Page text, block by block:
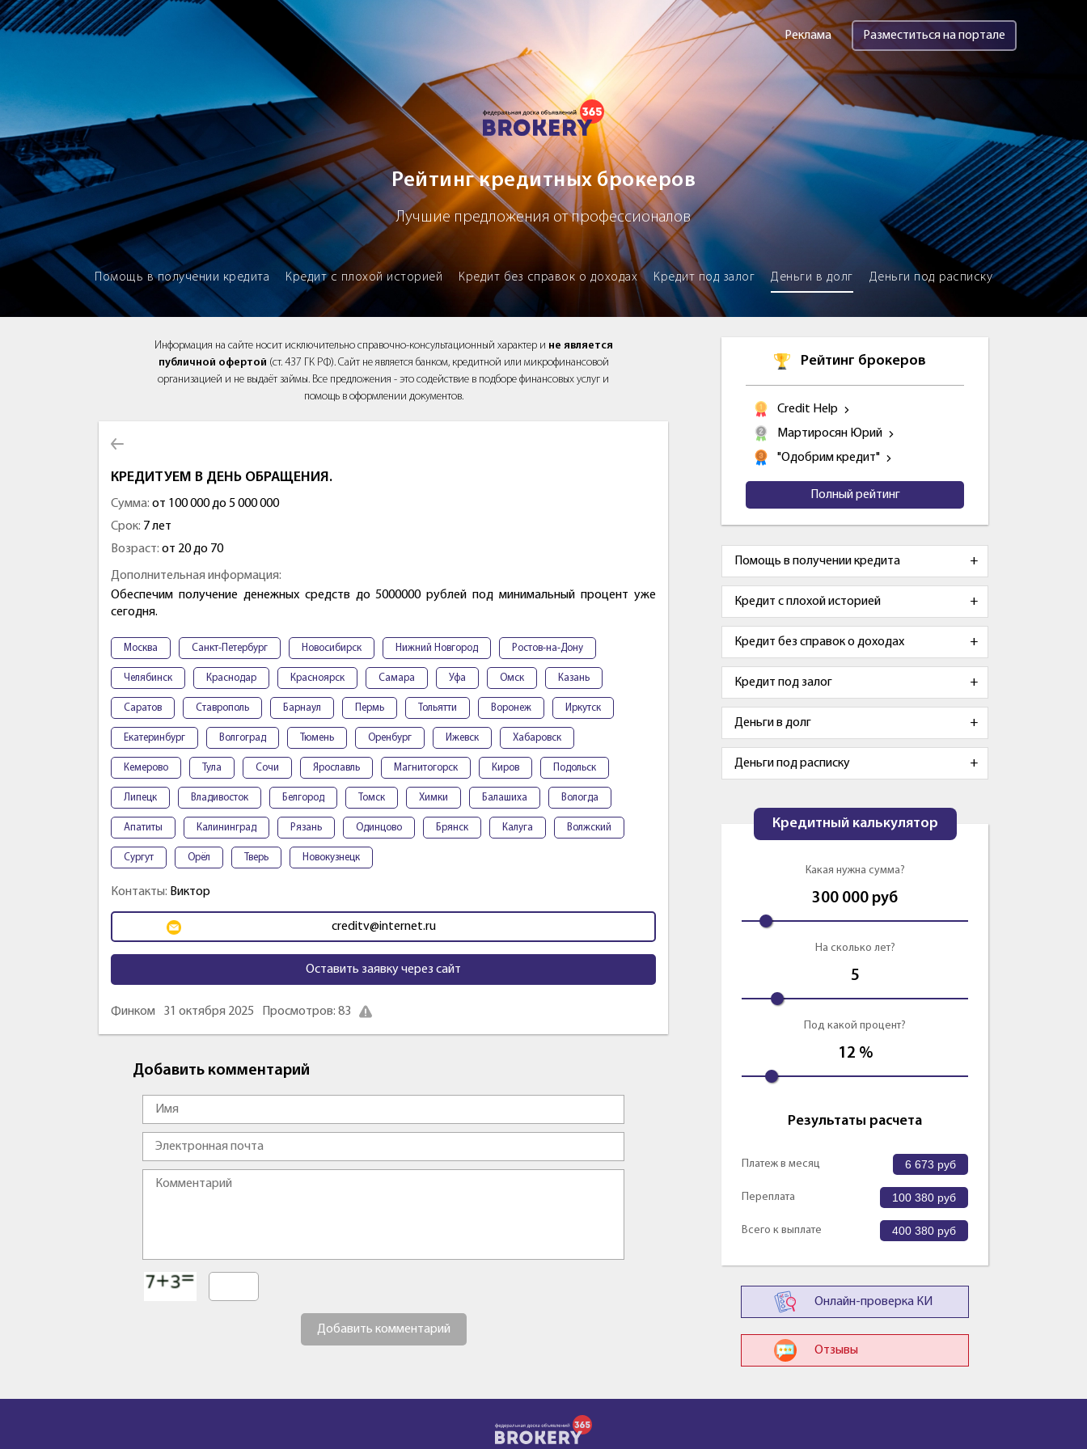
Brokery365 - Рейтинг кредитных брокеров
Реклама Разместиться на портале
Рейтинг кредитных брокеров
Лучшие предложения от профессионалов
Помощь в получении кредита Кредит с плохой историей Кредит без справок о доходах Кредит под залог Деньги в долг Деньги под расписку
Информация на сайте носит исключительно справочно-консультационный характер и не является
публичной офертой (ст. 437 ГК РФ). Сайт не является банком, кредитной или микрофинансовой
организацией и не выдаёт займы. Все предложения - это содействие в подборе финансовых услуг и
помощь в оформлении документов.
КРЕДИТУЕМ В ДЕНЬ ОБРАЩЕНИЯ.
Сумма: от 100 000 до 5 000 000
Срок: 7 лет
Возраст: от 20 до 70
Дополнительная информация:
Обеспечим получение денежных средств до 5000000 рублей под минимальный процент уже
сегодня.
Москва Санкт-Петербург Новосибирск Нижний Новгород Ростов-на-Дону
Челябинск Краснодар Красноярск Самара Уфа Омск Казань
Саратов Ставрополь Барнаул Пермь Тольятти Воронеж Иркутск
Екатеринбург Волгоград Тюмень Оренбург Ижевск Хабаровск
Кемерово Тула Сочи Ярославль Магнитогорск Киров Подольск
Липецк Владивосток Белгород Томск Химки Балашиха Вологда
Апатиты Калининград Рязань Одинцово Брянск Калуга Волжский
Сургут Орёл Тверь Новокузнецк
Контакты: Виктор
creditv@internet.ru
Оставить заявку через сайт
Финком 31 октября 2025 Просмотров: 83
Добавить комментарий
Добавить комментарий
Рейтинг брокеров
Credit Help
Мартиросян Юрий
"Одобрим кредит"
Полный рейтинг
Помощь в получении кредита
Кредит с плохой историей
Кредит без справок о доходах
Кредит под залог
Деньги в долг
Деньги под расписку
Кредитный калькулятор
Какая нужна сумма?
300 000 руб
На сколько лет?
5
Под какой процент?
12 %
Результаты расчета
Платеж в месяц 6 673 руб
Переплата 100 380 руб
Всего к выплате 400 380 руб
Онлайн-проверка КИ
Отзывы